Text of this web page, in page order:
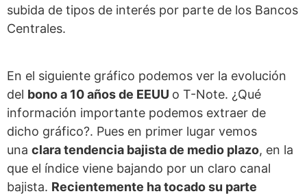
subida de tipos de interés por parte de los Bancos
Centrales.
En el siguiente gráfico podemos ver la evolución
del bono a 10 años de EEUU o T-Note. ¿Qué
información importante podemos extraer de
dicho gráfico?. Pues en primer lugar vemos
una clara tendencia bajista de medio plazo, en la
que el índice viene bajando por un claro canal
bajista. Recientemente ha tocado su parte